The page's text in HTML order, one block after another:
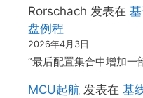
Rorschach 发表在
盘例程
2026年4月3日
“最后配置集合中增加
MCU起航 发表在 基